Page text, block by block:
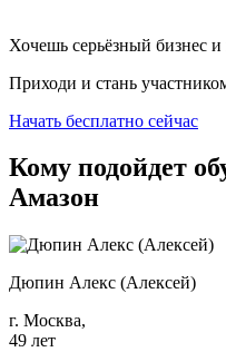
Хочешь серьёзный бизнес и
Приходи и стань
Начать бесплатно сейчас
Кому подойдет
Амазон
Дюпин Алекс (Алексей)
г. Москва,
49 лет